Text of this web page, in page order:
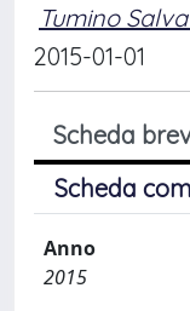
Tumino
2015-01-01
Scheda
Scheda
Anno
2015